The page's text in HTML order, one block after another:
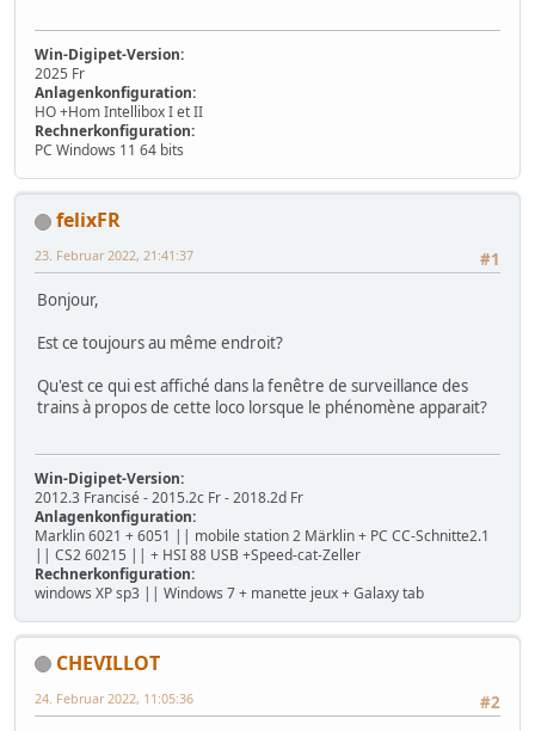
Win-Digipet-Version:
2025 Fr
Anlagenkonfiguration:
HO +Hom Intellibox I et II
Rechnerkonfiguration:
PC Windows 11 64 bits
felixFR
#1
23. Februar 2022, 21:41:37
Bonjour,
Est ce toujours au même endroit?
Qu'est ce qui est affiché dans la fenêtre de surveillance des
trains à propos de cette loco lorsque le phénomène apparait?
Win-Digipet-Version:
2012.3 Francisé - 2015.2c Fr - 2018.2d Fr
Anlagenkonfiguration:
Marklin 6021 + 6051 || mobile station 2 Märklin + PC CC-Schnitte2.1
|| CS2 60215 || + HSI 88 USB +Speed-cat-Zeller
Rechnerkonfiguration:
windows XP sp3 || Windows 7 + manette jeux + Galaxy tab
CHEVILLOT
#2
24. Februar 2022, 11:05:36